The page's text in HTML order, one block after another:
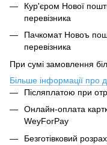
Кур'єром Нової
перевізника
Пачкомат Новоъ
перевізника
При сумі замовлення
Більше інформації про
Післяплатою при
Онлайн-оплата
WeyForPay
Безготівковий